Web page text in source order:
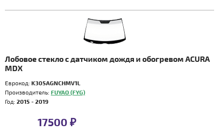
Лобовое стекло с датчиком дождя и обогревом ACURA
MDX
Еврокод: K305AGNCHMV1L
Производитель: FUYAO (FYG)
Год: 2015 - 2019
17500 ₽